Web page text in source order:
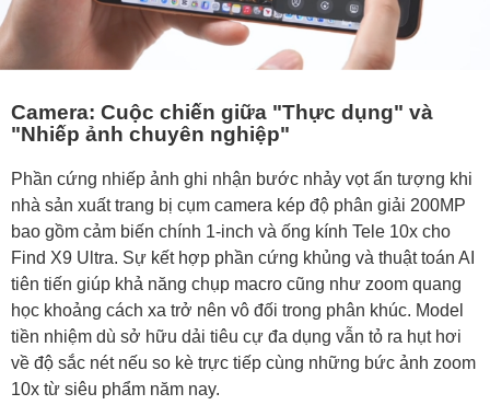
Camera: Cuộc chiến giữa "Thực dụng" và
"Nhiếp ảnh chuyên nghiệp"
Phần cứng nhiếp ảnh ghi nhận bước nhảy vọt ấn tượng khi
nhà sản xuất trang bị cụm camera kép độ phân giải 200MP
bao gồm cảm biến chính 1-inch và ống kính Tele 10x cho
Find X9 Ultra. Sự kết hợp phần cứng khủng và thuật toán AI
tiên tiến giúp khả năng chụp macro cũng như zoom quang
học khoảng cách xa trở nên vô đối trong phân khúc. Model
tiền nhiệm dù sở hữu dải tiêu cự đa dụng vẫn tỏ ra hụt hơi
về độ sắc nét nếu so kè trực tiếp cùng những bức ảnh zoom
10x từ siêu phẩm năm nay.